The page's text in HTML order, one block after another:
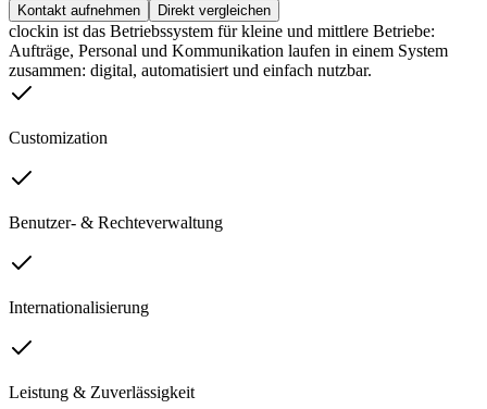
Kontakt aufnehmen Direkt vergleichen
clockin ist das Betriebssystem für kleine und mittlere Betriebe:
Aufträge, Personal und Kommunikation laufen in einem System
zusammen: digital, automatisiert und einfach nutzbar.
Customization
Benutzer- & Rechteverwaltung
Internationalisierung
Leistung & Zuverlässigkeit